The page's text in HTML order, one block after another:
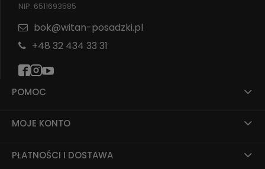
POMOC
MOJE KONTO
PŁATNOŚCI I DOSTAWA
NIP: 6511693585
bok@witan-posadzki.pl
+48 32 434 33 31